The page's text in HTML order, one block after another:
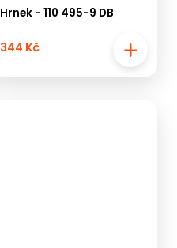
Hrnek - 110 495-9 DB
344 Kč